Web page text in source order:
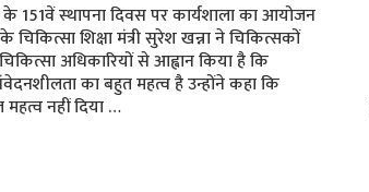
151वें स्‍थापना दिवस पर कार्यशा‍ला का आयोजन
शिक्षा मंत्री सुरेश खन्ना ने चिकित्सकों
अधिकारियों से आह्वान किया है कि
का बहुत महत्व है उन्होंने कहा कि
नहीं दिया …